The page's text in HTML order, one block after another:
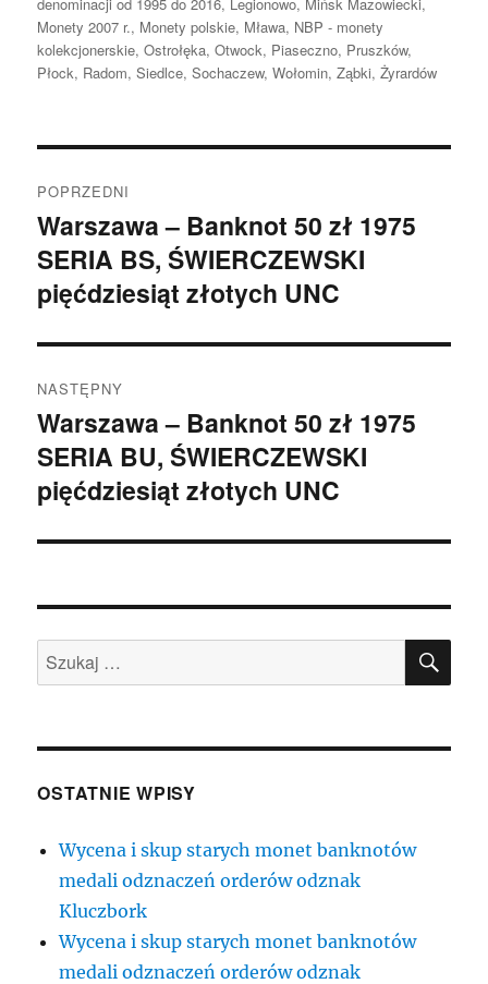
Monety 2007 r., Monety polskie, Mława, NBP - monety
kolekcjonerskie,Ostrołęka,Otwock, Piaseczno, Pruszków,
Płock, Radom,Siedlce,Sochaczew,Wołomin,Ząbki,Żyrardów
wpisu
POPRZEDNI
Poprzedni
wpis:
Warszawa – Banknot 50 zł 1975
SERIA BS, ŚWIERCZEWSKI
pięćdziesiąt złotych UNC
NASTĘPNY
Następny
wpis:
Warszawa – Banknot 50 zł 1975
SERIA BU, ŚWIERCZEWSKI
pięćdziesiąt złotych UNC
Szukaj:
OSTATNIE WPISY
Wycena i skup starych monet banknotów
medali odznaczeń orderów odznak
Kluczbork
Wycena i skup starych monet banknotów
medali odznaczeń orderów odznak